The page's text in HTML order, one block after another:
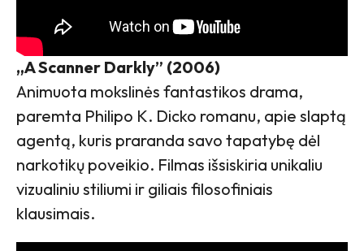
„A Scanner Darkly” (2006)
Animuota mokslinės fantastikos drama,
paremta Philipo K. Dicko romanu, apie slaptą
agentą, kuris praranda savo tapatybę dėl
narkotikų poveikio. Filmas išsiskiria unikaliu
vizualiniu stiliumi ir giliais filosofiniais
klausimais.